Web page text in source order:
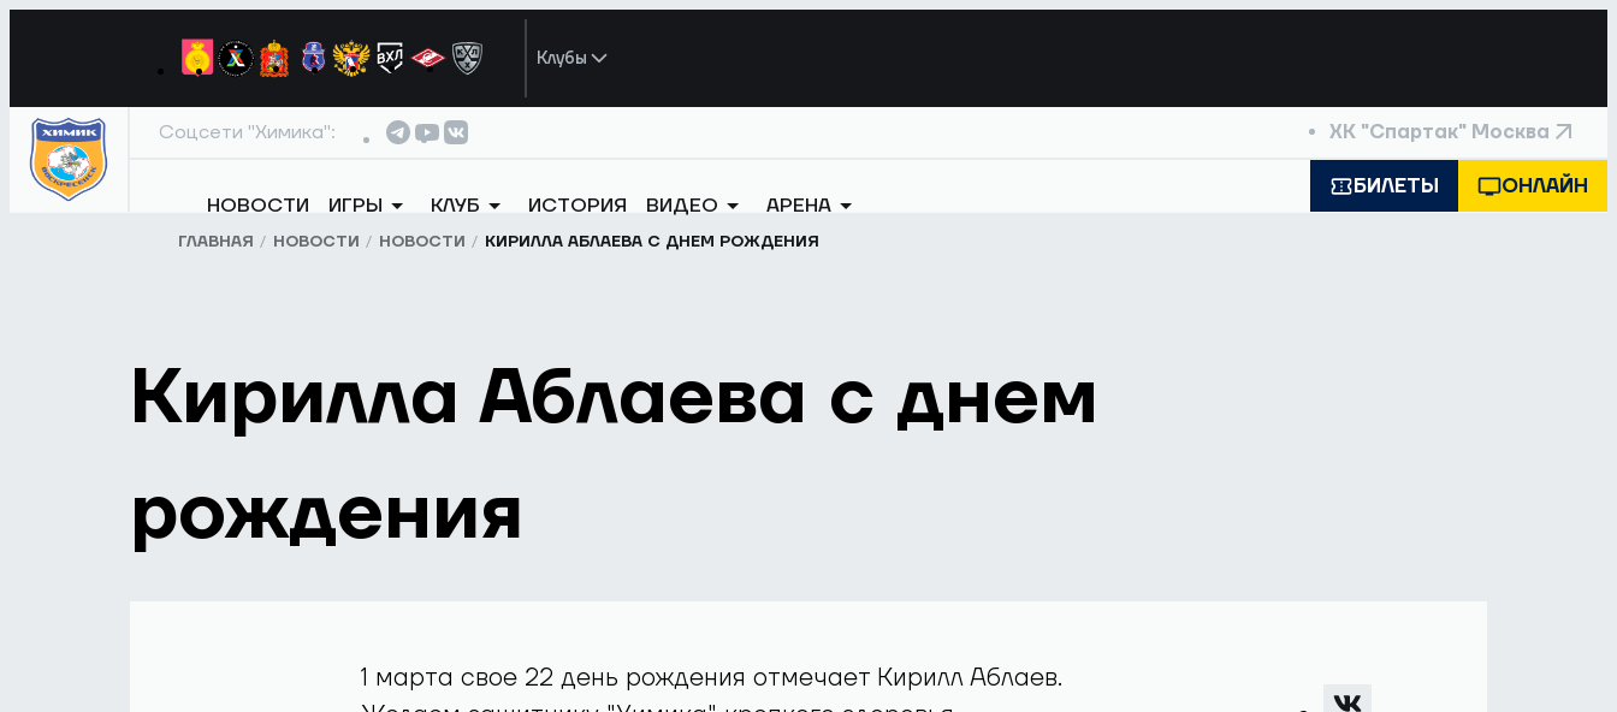
Клубы
Соцсети "Химика": ХК "Спартак" Москва
НОВОСТИ ИГРЫ КЛУБ ИСТОРИЯ ВИДЕО АРЕНА
БИЛЕТЫ ОНЛАЙН
ГЛАВНАЯ НОВОСТИ НОВОСТИ КИРИЛЛА АБЛАЕВА С ДНЕМ РОЖДЕНИЯ
Кирилла Аблаева с днем
рождения
1 марта свое 22 день рождения отмечает Кирилл Аблаев.